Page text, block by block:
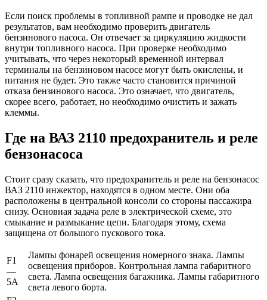
Если поиск проблемы в топливной рампе и проводке не дал
результатов, вам необходимо проверить двигатель
бензинового насоса. Он отвечает за циркуляцию жидкости
внутри топливного насоса. При проверке необходимо
учитывать, что через некоторый временной интервал
терминалы на бензиновом насосе могут быть окислены, и
питания не будет. Это также часто становится причиной
отказа бензинового насоса. Это означает, что двигатель,
скорее всего, работает, но необходимо очистить и зажать
клеммы.
Где на ВАЗ 2110 предохранитель и реле
бензонасоса
Стоит сразу сказать, что предохранитель и реле на бензонасос
ВАЗ 2110 инжектор, находятся в одном месте. Они оба
расположены в центральной консоли со стороны пассажира
снизу. Основная задача реле в электрической схеме, это
смыкание и размыкание цепи. Благодаря этому, схема
защищена от большого пускового тока.
F1
—
5А
Лампы фонарей освещения номерного знака. Лампы
освещения приборов. Контрольная лампа габаритного
света. Лампа освещения багажника. Лампы габаритного
света левого борта.